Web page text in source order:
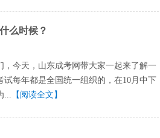
么时候？
，今天，山东成考网带大家一起来了解一
每年都是全国统一组织的，在10月中下
... 【阅读全文】